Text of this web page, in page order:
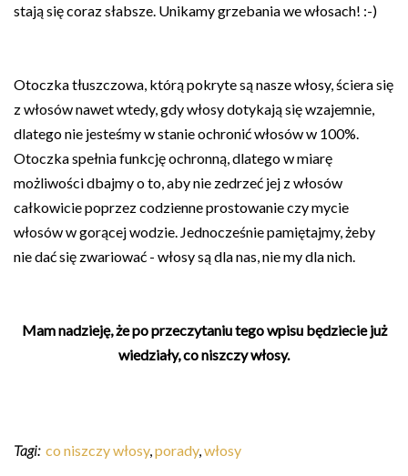
stają się coraz słabsze. Unikamy grzebania we włosach! :-)
Otoczka tłuszczowa, którą pokryte są nasze włosy, ściera się
z włosów nawet wtedy, gdy włosy dotykają się wzajemnie,
dlatego nie jesteśmy w stanie ochronić włosów w 100%.
Otoczka spełnia funkcję ochronną, dlatego w miarę
możliwości dbajmy o to, aby nie zedrzeć jej z włosów
całkowicie poprzez codzienne prostowanie czy mycie
włosów w gorącej wodzie. Jednocześnie pamiętajmy, żeby
nie dać się zwariować - włosy są dla nas, nie my dla nich.
Mam nadzieję, że po przeczytaniu tego wpisu będziecie już
wiedziały, co niszczy włosy.
Tagi: co niszczy włosy,porady,włosy